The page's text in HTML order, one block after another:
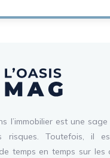
l’immobilier est une
risques. Toutefois, il
temps en temps sur les